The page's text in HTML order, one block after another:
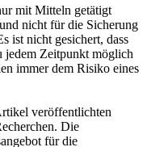
mit Mitteln getätigt
nicht für die Sicherung
ist nicht gesichert, dass
jedem Zeitpunkt möglich
immer dem Risiko eines
veröffentlichten
Die
für die